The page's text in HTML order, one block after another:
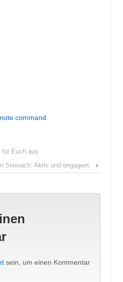
command
für Euch aus
Steinach: Aktiv und engagiert
›
sein, um einen Kommentar